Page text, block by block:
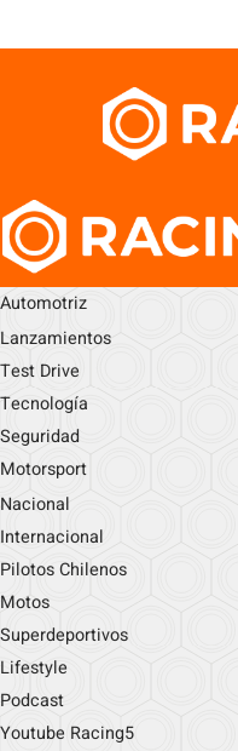
Automotriz
Lanzamientos
Test Drive
Tecnología
Seguridad
Motorsport
Nacional
Internacional
Pilotos Chilenos
Motos
Superdeportivos
Lifestyle
Podcast
Youtube Racing5